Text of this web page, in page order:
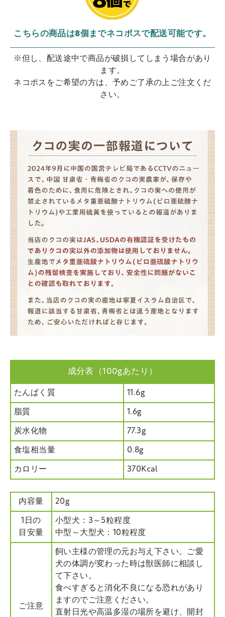
こちらの商品は8個までネコポスで配送可能です。
※但し、配送途中で商品が破損してしまう場合があり
ます。
ネコポスをご希望の方は、予めご了承の上ご注文くだ
さい。
成分表（100gあたり）
たんぱく質 11.6g
脂質 1.6g
炭水化物 77.3g
食塩相当量 0.8g
カロリー 370Kcal
内容量 20g
1日の
目安量
小型犬：3～5粒程度
中型～大型犬：10粒程度
ご注意
飼い主様の管理の元お与え下さい。ご愛
犬の体調が変わった時は獣医師に相談し
て下さい。
食べすぎると消化不良になる恐れがあり
ますのでご注意ください。
直射日光や高温多湿の場所を避け、開封